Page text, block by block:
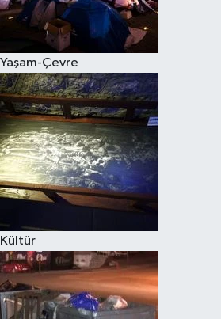
Yaşam-Çevre
Kültür